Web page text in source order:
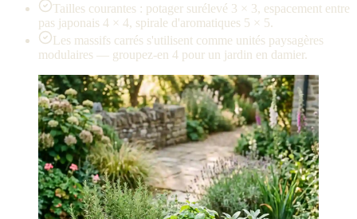
Tailles courantes : potager surélevé 3 × 3, espacement entre
pas japonais 4 × 4, spirale d'aromatiques 5 × 5.
Les massifs carrés s'utilisent comme unités paysagères
modulaires — groupez-en 4 pour un jardin en damier.